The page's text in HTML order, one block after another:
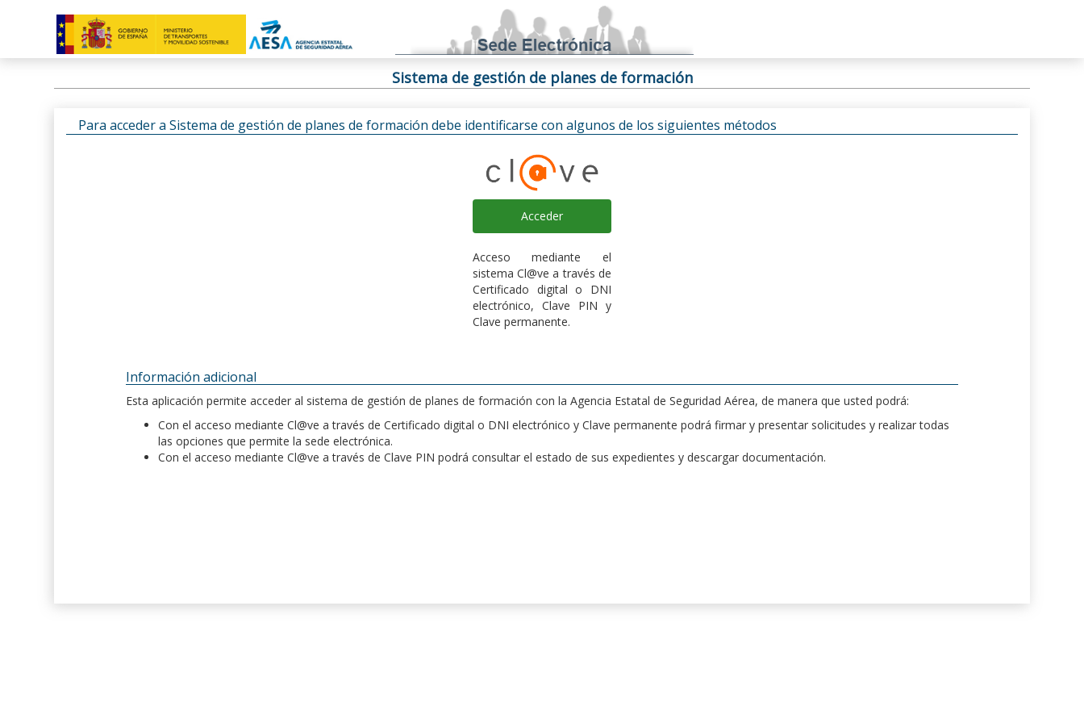
Sistema de gestión de planes de formación
Para acceder a Sistema de gestión de planes de formación debe identificarse con algunos de los siguientes métodos
Acceder
Acceso mediante el
sistema Cl@ve a través de
Certificado digital o DNI
electrónico, Clave PIN y
Clave permanente.
Información adicional
Esta aplicación permite acceder al sistema de gestión de planes de formación con la Agencia Estatal de Seguridad Aérea, de manera que usted podrá:
Con el acceso mediante Cl@ve a través de Certificado digital o DNI electrónico y Clave permanente podrá firmar y presentar solicitudes y realizar todas
las opciones que permite la sede electrónica.
Con el acceso mediante Cl@ve a través de Clave PIN podrá consultar el estado de sus expedientes y descargar documentación.